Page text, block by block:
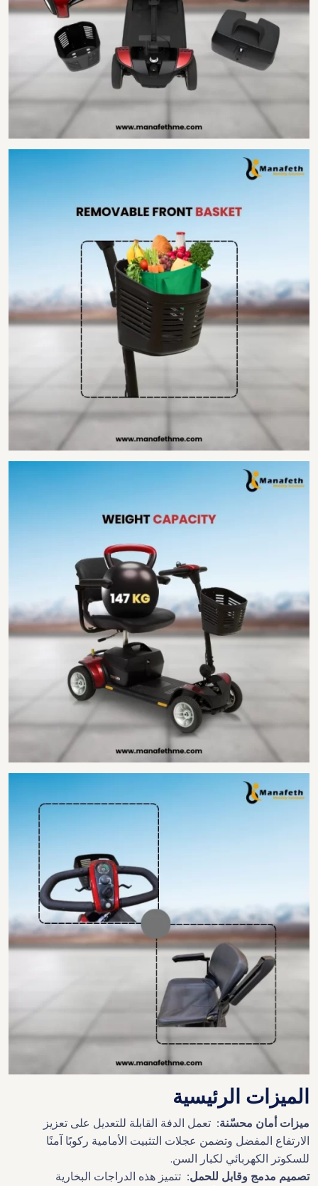
الميزات الرئيسية
ميزات أمان محسّنة: تعمل الدفة القابلة للتعديل على تعزيز
الارتفاع المفضل وتضمن عجلات التثبيت الأمامية ركوبًا آمنًا
للسكوتر الكهربائي لكبار السن.
تصميم مدمج وقابل للحمل: تتميز هذه الدراجات البخارية